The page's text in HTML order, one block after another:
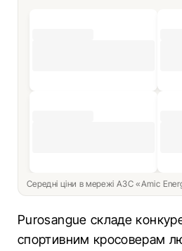
Середні ціни в мережі АЗС «Amic
Purosangue складе
спортивним кросоверам